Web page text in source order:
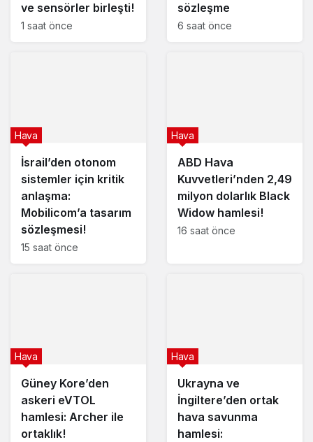
ve sensörler birleşti!
1 saat önce
sözleşme
6 saat önce
İsrail’den otonom
sistemler için kritik
anlaşma:
Mobilicom’a tasarım
sözleşmesi!
Hava
15 saat önce
ABD Hava
Kuvvetleri’nden 2,49
milyon dolarlık Black
Widow hamlesi!
Hava
16 saat önce
Güney Kore’den
askeri eVTOL
hamlesi: Archer ile
ortaklık!
Hava
Ukrayna ve
İngiltere’den ortak
hava savunma
hamlesi:
Hava